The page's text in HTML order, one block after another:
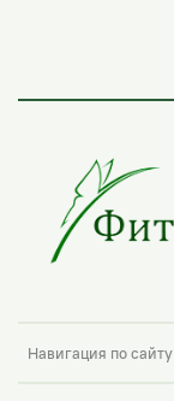
Навигация по сайту